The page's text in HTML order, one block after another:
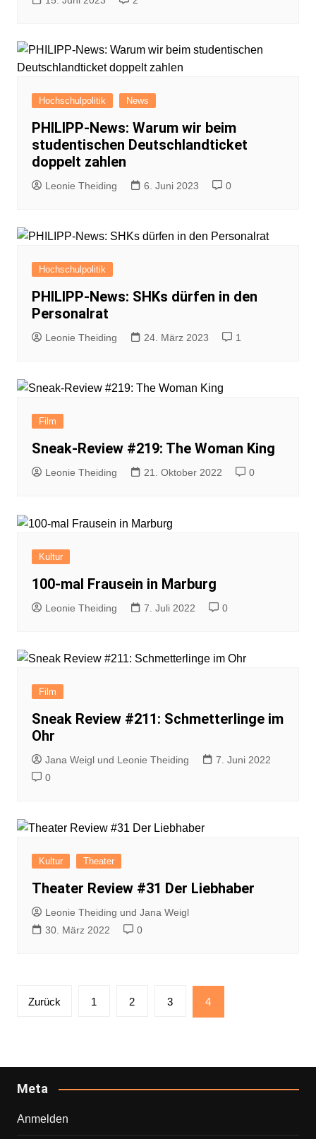
Hochschulpolitik News
PHILIPP-News: Warum wir beim
studentischen Deutschlandticket
doppelt zahlen
Leonie Theiding 6. Juni 2023 0
Hochschulpolitik
PHILIPP-News: SHKs dürfen in den
Personalrat
Leonie Theiding 24. März 2023 1
Film
Sneak-Review #219: The Woman King
Leonie Theiding 21. Oktober 2022 0
Kultur
100-mal Frausein in Marburg
Leonie Theiding 7. Juli 2022 0
Film
Sneak Review #211: Schmetterlinge im
Ohr
Jana Weigl und Leonie Theiding
7. Juni 2022
0
Kultur Theater
Theater Review #31 Der Liebhaber
Leonie Theiding und Jana Weigl
30. März 2022
0
Seitennummerierung
Zurück 1 2 3 4
Meta
Anmelden